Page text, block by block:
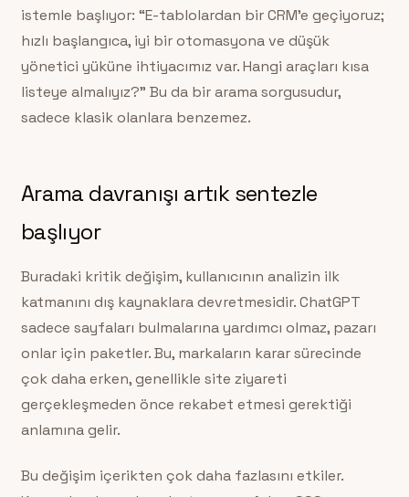
istemle başlıyor: “E-tablolardan bir CRM’e geçiyoruz;
hızlı başlangıca, iyi bir otomasyona ve düşük
yönetici yüküne ihtiyacımız var. Hangi araçları kısa
listeye almalıyız?” Bu da bir arama sorgusudur,
sadece klasik olanlara benzemez.
Arama davranışı artık sentezle
başlıyor
Buradaki kritik değişim, kullanıcının analizin ilk
katmanını dış kaynaklara devretmesidir. ChatGPT
sadece sayfaları bulmalarına yardımcı olmaz, pazarı
onlar için paketler. Bu, markaların karar sürecinde
çok daha erken, genellikle site ziyareti
gerçekleşmeden önce rekabet etmesi gerektiği
anlamına gelir.
Bu değişim içerikten çok daha fazlasını etkiler.